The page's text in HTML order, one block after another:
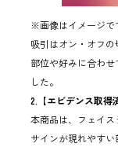
※画像はイメージで
吸引はオン・オフの
部位や好みに合わ
した。
2.【エビデンス取得
本商品は、フェイ
サインが現れやす